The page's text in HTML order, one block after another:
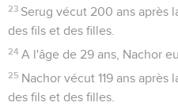
23 Serug vécut 200 ans après
des fils et des filles.
24 A l'âge de 29 ans, Nachor
25 Nachor vécut 119 ans
des fils et des filles.